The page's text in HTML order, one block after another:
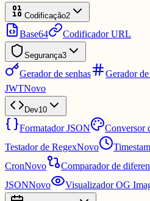
Codificação2
Base64 Codificador URL
Segurança3
Gerador de senhas Gerador de
JWTNovo
Dev10
Formatador JSON Conversor
Testador de RegexNovo
CronNovo Comparador de
JSONNovo Visualizador OG